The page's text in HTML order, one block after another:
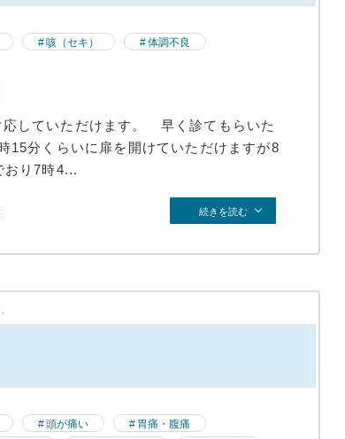
咳（セキ） 体調不良
していただけます。 早く診てもらいた
分くらいに扉を開けていただけますが8
おり7時4...
続きを読む
頭が痛い
胃痛・腹痛